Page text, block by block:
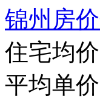
锦州房
住宅均价
平均单价